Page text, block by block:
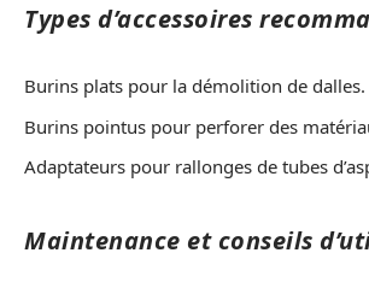
Types d’accessoires
Burins plats pour la démolition de dalles.
Burins pointus pour perforer des
Adaptateurs pour rallonges de tubes
Maintenance et conseils